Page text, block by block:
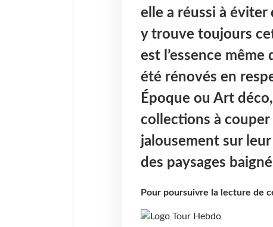
elle a réussi à éviter
y trouve toujours
est l’essence
été rénovés en
Époque ou Art
collections à
jalousement sur
des paysages
Pour poursuivre la lecture de